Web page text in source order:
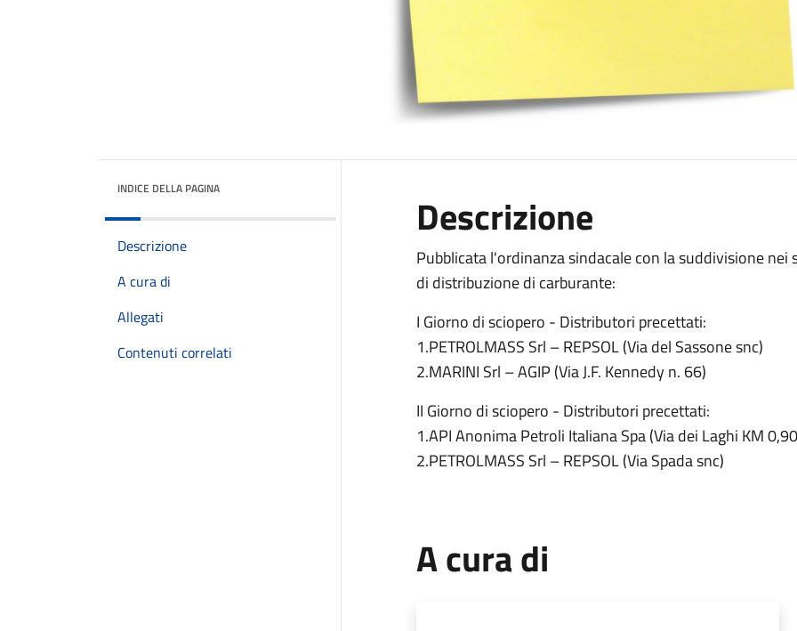
INDICE DELLA PAGINA
Descrizione
A cura di
Allegati
Contenuti correlati
Descrizione
Pubblicata l'ordinanza sindacale con la suddivisione
di distribuzione di carburante:
I Giorno di sciopero - Distributori precettati:
1.PETROLMASS Srl – REPSOL (Via del Sassone snc)
2.MARINI Srl – AGIP (Via J.F. Kennedy n. 66)
II Giorno di sciopero - Distributori precettati:
1.API Anonima Petroli Italiana Spa (Via dei Laghi KM
2.PETROLMASS Srl – REPSOL (Via Spada snc)
A cura di